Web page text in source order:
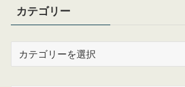
カテゴリー